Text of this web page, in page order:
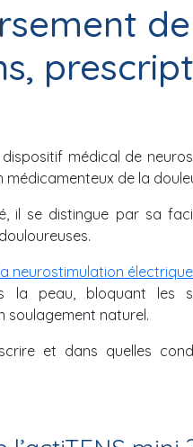
de
dispositif médical de
de la
il se distingue par sa
neurostimulation
la peau, bloquant les
soulagement naturel.
et dans quelles